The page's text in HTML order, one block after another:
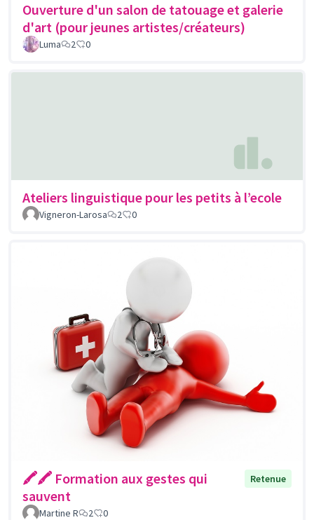
Ouverture d'un salon de tatouage et galerie
d'art (pour jeunes artistes/créateurs)
Luma 2 0
Ateliers linguistique pour les petits à l’ecole
Vigneron-Larosa 2 0
🖍🖍 Formation aux gestes qui
sauvent
Retenue
Martine R 2 0